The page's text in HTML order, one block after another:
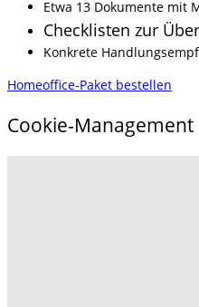
Etwa 13 Dokumente mit
Checklisten zur
Konkrete
Homeoffice-Paket bestellen
Cookie-Management